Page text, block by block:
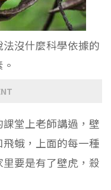
沒什麼科學依據的
堂上老師講過，壁
蛾，上面的每一種
要是有了壁虎，殺